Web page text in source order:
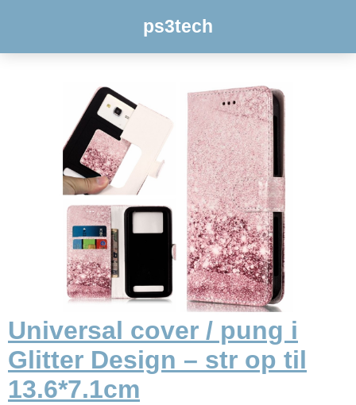
ps3tech
Universal cover / pung i
Glitter Design – str op til
13.6*7.1cm